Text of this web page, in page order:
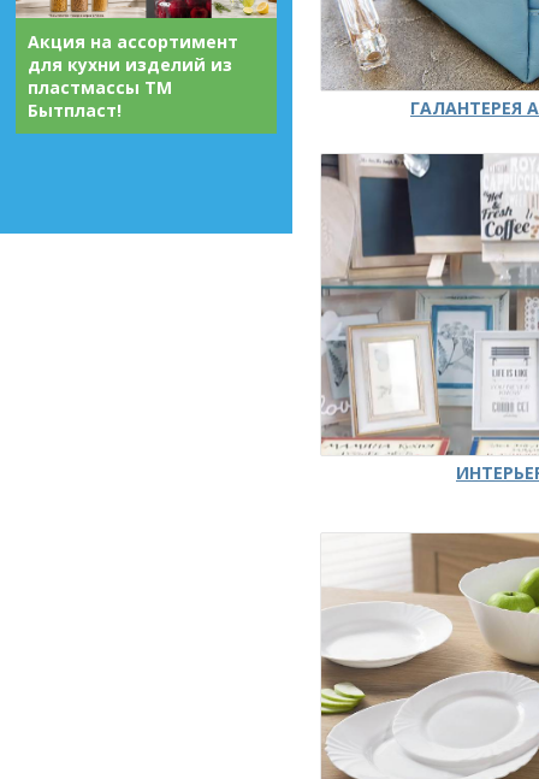
Акция на ассортимент
для кухни изделий из
пластмассы ТМ
Бытпласт!
ГАЛАНТЕРЕЯ